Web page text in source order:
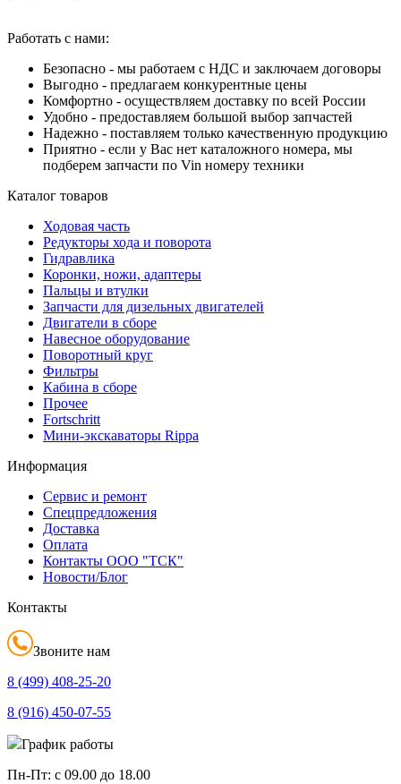
Работать с нами:
Безопасно - мы работаем с НДС и заключаем договоры
Выгодно - предлагаем конкурентные цены
Комфортно - осуществляем доставку по всей России
Удобно - предоставляем большой выбор запчастей
Надежно - поставляем только качественную продукцию
Приятно - если у Вас нет каталожного номера, мы
подберем запчасти по Vin номеру техники
Каталог товаров
Ходовая часть
Редукторы хода и поворота
Гидравлика
Коронки, ножи, адаптеры
Пальцы и втулки
Запчасти для дизельных двигателей
Двигатели в сборе
Навесное оборудование
Поворотный круг
Фильтры
Кабина в сборе
Прочее
Fortschritt
Мини-экскаваторы Rippa
Информация
Сервис и ремонт
Спецпредложения
Доставка
Оплата
Контакты ООО "ТСК"
Новости/Блог
Контакты
Звоните нам
8 (499) 408-25-20
8 (916) 450-07-55
График работы
Пн-Пт: с 09.00 до 18.00